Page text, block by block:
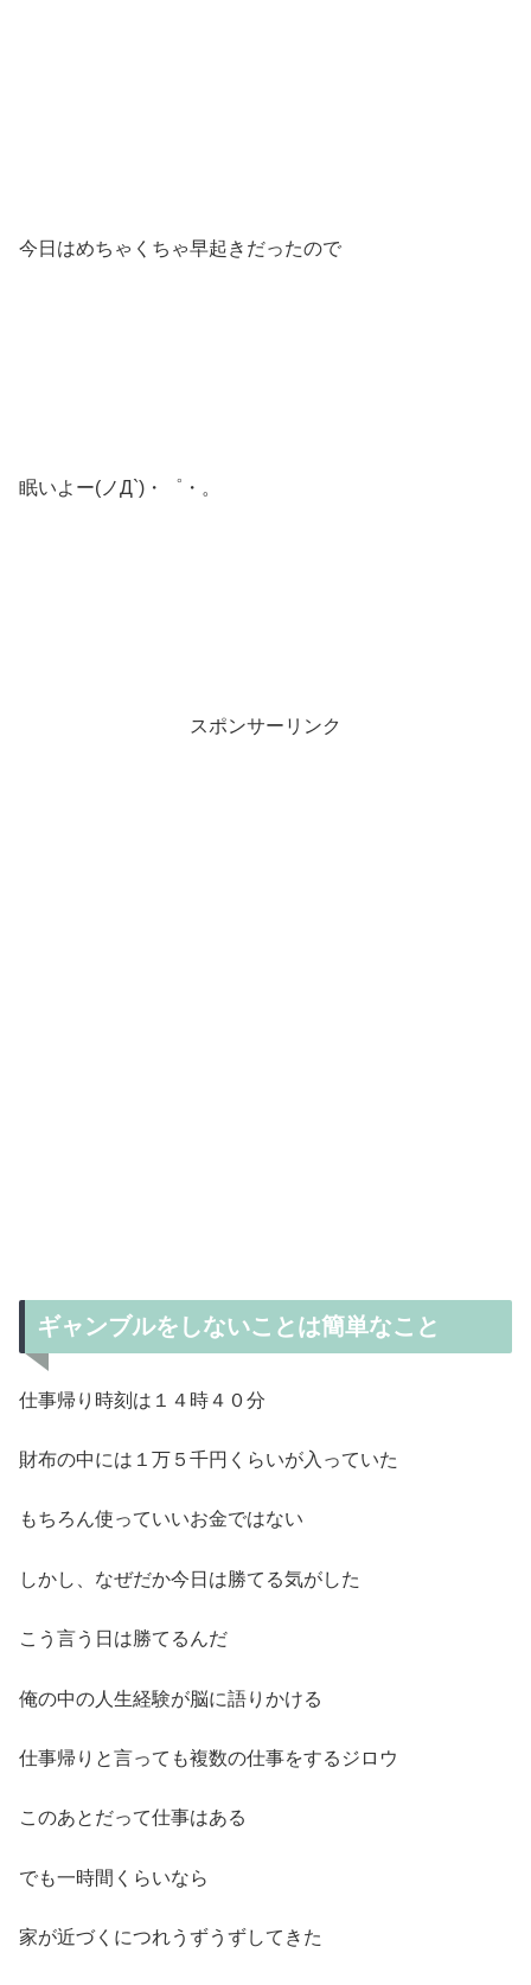
今日はめちゃくちゃ早起きだったので
眠いよー(ノД`)・゜・。
スポンサーリンク
ギャンブルをしないことは簡単なこと
仕事帰り時刻は１４時４０分
財布の中には１万５千円くらいが入っていた
もちろん使っていいお金ではない
しかし、なぜだか今日は勝てる気がした
こう言う日は勝てるんだ
俺の中の人生経験が脳に語りかける
仕事帰りと言っても複数の仕事をするジロウ
このあとだって仕事はある
でも一時間くらいなら
家が近づくにつれうずうずしてきた